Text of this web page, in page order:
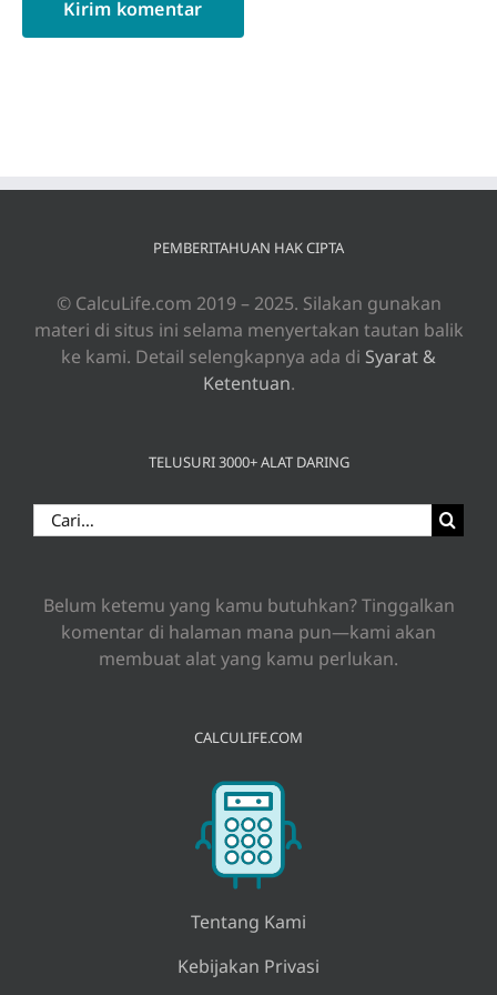
PEMBERITAHUAN HAK CIPTA
© CalcuLife.com 2019 – 2025. Silakan gunakan
materi di situs ini selama menyertakan tautan balik
ke kami. Detail selengkapnya ada di Syarat &
Ketentuan.
TELUSURI 3000+ ALAT DARING
Search
for:
Belum ketemu yang kamu butuhkan? Tinggalkan
komentar di halaman mana pun—kami akan
membuat alat yang kamu perlukan.
CALCULIFE.COM
Tentang Kami
Kebijakan Privasi